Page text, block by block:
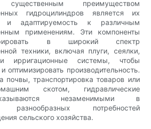
преимуществом
гидроцилиндров является их
и адаптируемость к различным
применениям. Эти компоненты
в широкий спектр
техники, включая плуги, сеялки,
и ирригационные системы, чтобы
оптимизировать производительность.
почвы, транспортировка товаров или
скотом, гидравлические
незаменимыми в
разнообразных потребностей
сельского хозяйства.